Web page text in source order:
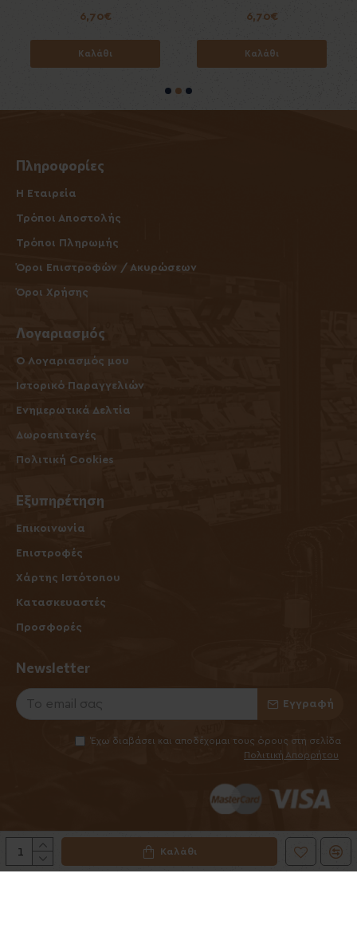
Καλάθι
6,70€
Καλάθι
6,70€
Καλάθι
Πληροφορίες
Η Εταιρεία
Τρόποι Αποστολής
Τρόποι Πληρωμής
Όροι Επιστροφών / Ακυρώσεων
Όροι Χρήσης
Λογαριασμός
O Λογαριασμός μου
Ιστορικό Παραγγελιών
Ενημερωτικά Δελτία
Δωροεπιταγές
Πολιτική Cookies
Εξυπηρέτηση
Επικοινωνία
Επιστροφές
Χάρτης Ιστότοπου
Κατασκευαστές
Προσφορές
Newsletter
Εγγραφή
Έχω διαβάσει και αποδέχομαι τους όρους στη σελίδα
Πολιτική Απορρήτου